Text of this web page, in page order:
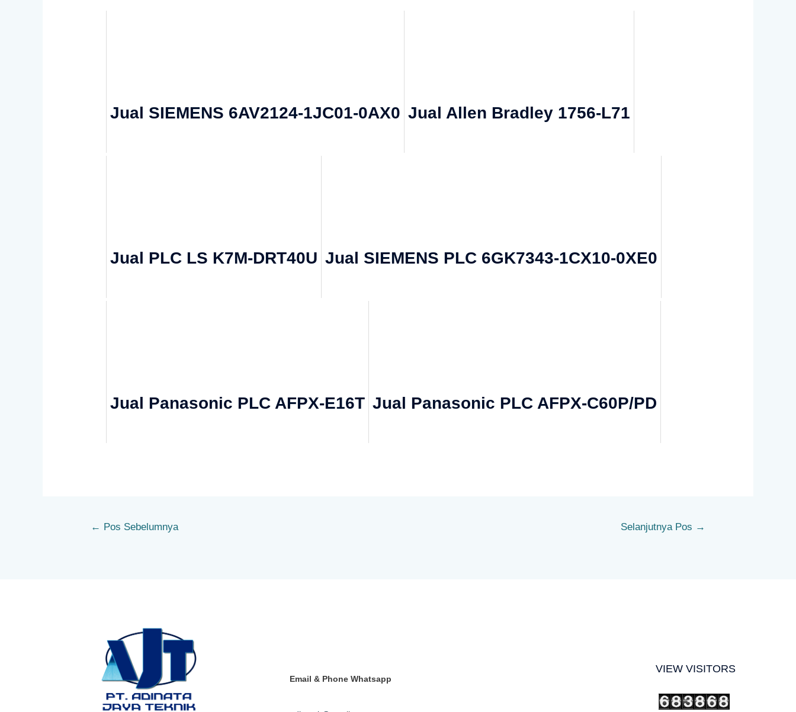
Jual SIEMENS 6AV2124-1JC01-0AX0 Jual Allen Bradley 1756-L71
Jual PLC LS K7M-DRT40U Jual SIEMENS PLC 6GK7343-1CX10-0XE0
Jual Panasonic PLC AFPX-E16T Jual Panasonic PLC AFPX-C60P/PD
← Pos Sebelumnya Selanjutnya Pos →
Email & Phone Whatsapp
VIEW VISITORS